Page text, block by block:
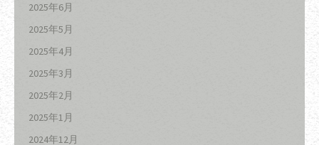
2025年6月
2025年5月
2025年4月
2025年3月
2025年2月
2025年1月
2024年12月